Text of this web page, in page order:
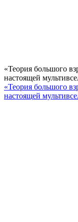
«Теория большого
настоящей
«Теория большого
настоящей